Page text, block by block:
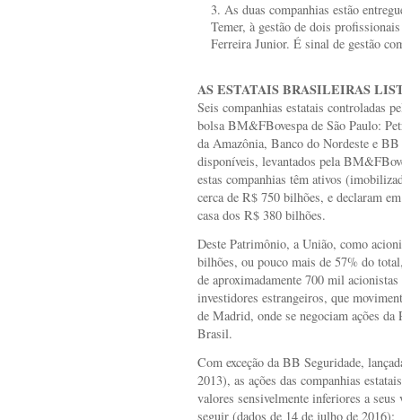
3. As duas companhias estão
Temer, à gestão de dois
Ferreira Junior. É sinal de gestão
AS ESTATAIS BRASILEIRAS
Seis companhias estatais controladas
bolsa BM&FBovespa de São Paulo:
da Amazônia, Banco do Nordeste e
disponíveis, levantados pela
estas companhias têm ativos
cerca de R$ 750 bilhões, e declaram
casa dos R$ 380 bilhões.
Deste Patrimônio, a União, como
bilhões, ou pouco mais de 57% do
de aproximadamente 700 mil
investidores estrangeiros, que
de Madrid, onde se negociam ações
Brasil.
Com exceção da BB Seguridade,
2013), as ações das companhias
valores sensivelmente inferiores a
seguir (dados de 14 de julho de 2016):